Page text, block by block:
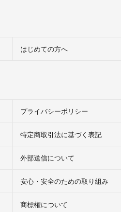
はじめての方へ
プライバシーポリシー
特定商取引法に基づく表記
外部送信について
安心・安全のための取り組み
商標権について